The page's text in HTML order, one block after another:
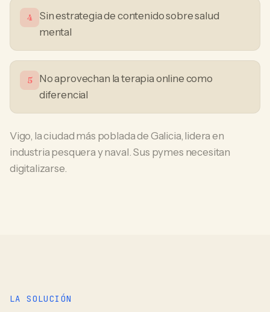
4
Sin estrategia de contenido sobre salud
mental
5
No aprovechan la terapia online como
diferencial
Vigo, la ciudad más poblada de Galicia, lidera en
industria pesquera y naval. Sus pymes necesitan
digitalizarse.
LA SOLUCIÓN